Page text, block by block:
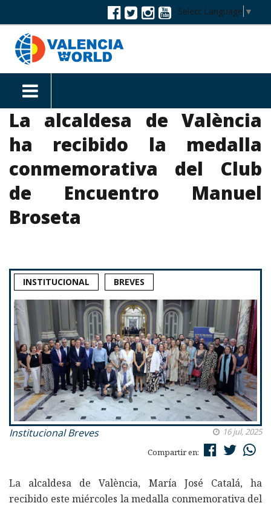
Select Language ▼
La alcaldesa de València
ha recibido la medalla
conmemorativa del Club
de Encuentro Manuel
Broseta
INSTITUCIONAL BREVES
Institucional Breves
16 jul, 2025
Compartir en:
La alcaldesa de València, María José Catalá, ha
recibido este miércoles la medalla conmemorativa del